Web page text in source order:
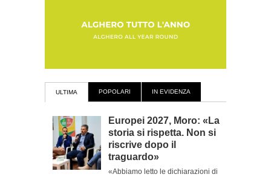
ULTIMA POPOLARI IN EVIDENZA
Europei 2027, Moro: «La
storia si rispetta. Non si
riscrive dopo il
traguardo»
«Abbiamo letto le dichiarazioni di